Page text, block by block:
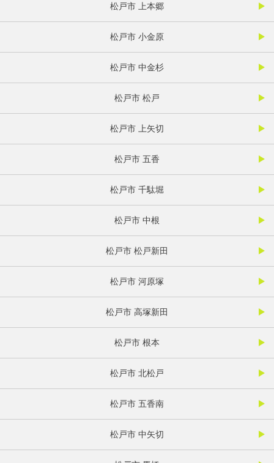
松戸市 上本郷
松戸市 小金原
松戸市 中金杉
松戸市 松戸
松戸市 上矢切
松戸市 五香
松戸市 千駄堀
松戸市 中根
松戸市 松戸新田
松戸市 河原塚
松戸市 高塚新田
松戸市 根本
松戸市 北松戸
松戸市 五香南
松戸市 中矢切